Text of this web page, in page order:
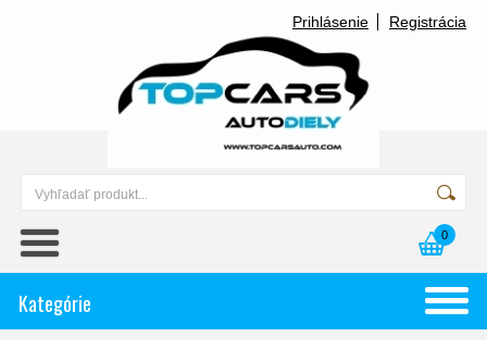
Prihlásenie Registrácia
0
Kategórie